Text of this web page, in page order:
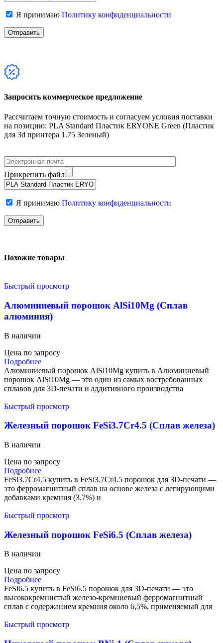
Я принимаю Политику конфиденциальности
Запросить коммерческое предложение
Рассчитаем точную стоимость и согласуем условия поставки
на позицию: PLA Standard Пластик ERYONE Green (Пластик
для 3d принтера 1.75 Зеленый)
Прикрепить файл
Я принимаю Политику конфиденциальности
Похожие товары
Быстрый просмотр
Алюминиевый порошок AlSi10Mg (Сплав
алюминия)
В наличии
Цена по запросу
Подробнее
Алюминиевый порошок AlSi10Mg купить в Алюминиевый
порошок AlSi10Mg — это один из самых востребованных
сплавов для 3D-печати и аддитивного производства
Быстрый просмотр
Железный порошок FeSi3.7Cr4.5 (Сплав железа)
В наличии
Цена по запросу
Подробнее
FeSi3.7Cr4.5 купить в FeSi3.7Cr4.5 порошок для 3D-печати —
это ферромагнитный сплав на основе железа с легирующими
добавками кремния (3.7%) и
Быстрый просмотр
Железный порошок FeSi6.5 (Сплав железа)
В наличии
Цена по запросу
Подробнее
FeSi6.5 купить в FeSi6.5 порошок для 3D-печати — это
высококремнистый железо-кремниевый ферромагнитный
сплав с содержанием кремния около 6,5%, применяемый для
Быстрый просмотр